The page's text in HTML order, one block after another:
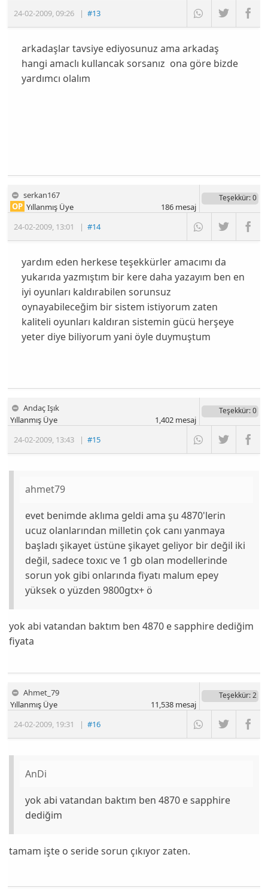
24-02-2009,09:26 |#13
arkadaşlar tavsiye ediyosunuz ama arkadaş
hangi amaclı kullancak sorsanız ona göre bizde
yardımcı olalım
serkan167
24-02-2009, 13:01 |#14
OP Yıllanmış Üye
Teşekkür: 0
186mesaj
yardım eden herkese teşekkürler amacımı da
yukarıda yazmıştım bir kere daha yazayım ben en
iyi oyunları kaldırabilen sorunsuz
oynayabileceğim bir sistem istiyorum zaten
kaliteli oyunları kaldıran sistemin gücü herşeye
yeter diye biliyorum yani öyle duymuştum
Andaç Işık
24-02-2009, 13:43 |#15
Yıllanmış Üye
Teşekkür: 0
1,402mesaj
ahmet79
evet benimde aklıma geldi ama şu 4870'lerin
ucuz olanlarından milletin çok canı yanmaya
başladı şikayet üstüne şikayet geliyor bir değil iki
değil, sadece toxıc ve 1 gb olan modellerinde
sorun yok gibi onlarında fiyatı malum epey
yüksek o yüzden 9800gtx+ ö
yok abi vatandan baktım ben 4870 e sapphire dediğim
fiyata
Ahmet_79
24-02-2009, 19:31 |#16
Yıllanmış Üye
Teşekkür: 2
11,538mesaj
AnDi
yok abi vatandan baktım ben 4870 e sapphire
dediğim
tamam işte o seride sorun çıkıyor zaten.